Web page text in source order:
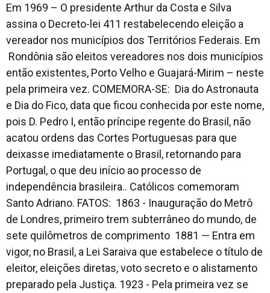
Em 1969 – O presidente Arthur da Costa e Silva
assina o Decreto-lei 411 restabelecendo eleição a
vereador nos municípios dos Territórios Federais. Em
Rondônia são eleitos vereadores nos dois municípios
então existentes, Porto Velho e Guajará-Mirim – neste
pela primeira vez. COMEMORA-SE: Dia do Astronauta
e Dia do Fico, data que ficou conhecida por este nome,
pois D. Pedro I, então príncipe regente do Brasil, não
acatou ordens das Cortes Portuguesas para que
deixasse imediatamente o Brasil, retornando para
Portugal, o que deu início ao processo de
independência brasileira.. Católicos comemoram
Santo Adriano. FATOS: 1863 - Inauguração do Metrô
de Londres, primeiro trem subterrâneo do mundo, de
sete quilômetros de comprimento 1881 — Entra em
vigor, no Brasil, a Lei Saraiva que estabelece o título de
eleitor, eleições diretas, voto secreto e o alistamento
preparado pela Justiça. 1923 - Pela primeira vez se